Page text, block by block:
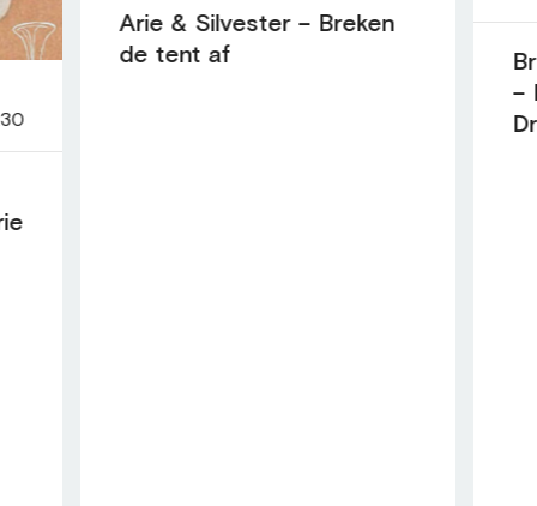
Arie & Silvester – Breken
de tent af
–